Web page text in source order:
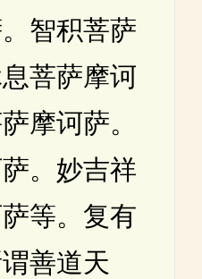
智积菩萨
菩萨摩诃
摩诃萨。
。妙吉祥
等。复有
善道天